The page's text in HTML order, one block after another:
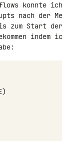
konnte
nach der
zum Start
indem
)